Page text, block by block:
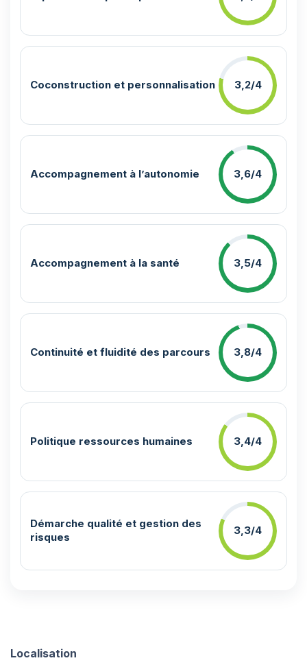
Coconstruction et personnalisation 3,2/4
Accompagnement à l’autonomie 3,6/4
Accompagnement à la santé 3,5/4
Continuité et fluidité des parcours 3,8/4
Politique ressources humaines 3,4/4
Démarche qualité et gestion des
risques
3,3/4
Localisation